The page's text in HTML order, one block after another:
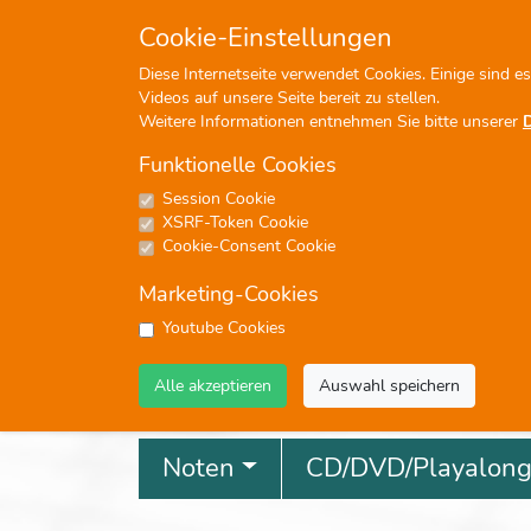
Cookie-Einstellungen
Diese Internetseite verwendet Cookies. Einige sind
Videos auf unsere Seite bereit zu stellen.
Weitere Informationen entnehmen Sie bitte unserer
Funktionelle Cookies
Session Cookie
XSRF-Token Cookie
Cookie-Consent Cookie
Marketing-Cookies
Youtube Cookies
Alle akzeptieren Auswahl speichern
+49 (0)7476-913330
Profisuche
Noten CD/DVD/Playalong